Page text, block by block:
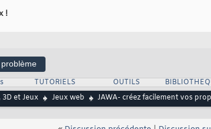
!
TUTORIELS OUTILS
et Jeux Jeux web JAWA- créez facilement vos